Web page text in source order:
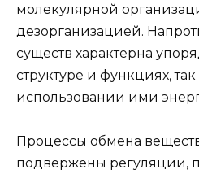
молекулярной
дезорганизацией.
существ характерна
структуре и функциях,
использовании ими
Процессы обмена
подвержены регуляции,